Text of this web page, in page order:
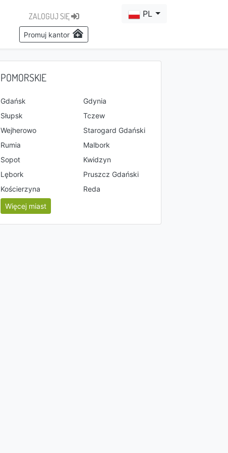
ZALOGUJ SIĘ
Promuj kantor
PL
POMORSKIE
Gdańsk
Gdynia
Słupsk
Tczew
Wejherowo
Starogard Gdański
Rumia
Malbork
Sopot
Kwidzyn
Lębork
Pruszcz Gdański
Kościerzyna
Reda
Więcej miast